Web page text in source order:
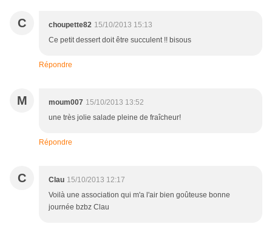
C choupette82 15/10/2013 15:13
Ce petit dessert doit être succulent !! bisous
Répondre
M moum007 15/10/2013 13:52
une très jolie salade pleine de fraîcheur!
Répondre
C Clau 15/10/2013 12:17
Voilà une association qui m'a l'air bien goûteuse bonne
journée bzbz Clau